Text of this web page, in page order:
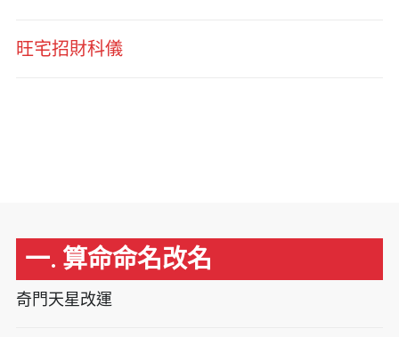
旺宅招財科儀
一. 算命命名改名
奇門天星改運